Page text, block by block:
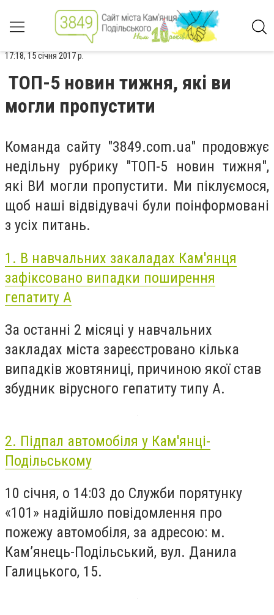
17:18, 15 січня 2017 р.
ТОП-5 новин тижня, які ви
могли пропустити
Команда сайту "3849.com.ua" продовжує
недільну рубрику "ТОП-5 новин тижня",
які ВИ могли пропустити. Ми піклуємося,
щоб наші відвідувачі були поінформовані
з усіх питань.
1. В навчальних закаладах Кам'янця
зафіксовано випадки поширення
гепатиту А
За останні 2 місяці у навчальних
закладах міста зареєстровано кілька
випадків жовтяниці, причиною якої став
збудник вірусного гепатиту типу А.
2. Підпал автомобіля у Кам'янці-
Подільському
10 січня, о 14:03 до Служби порятунку
«101» надійшло повідомлення про
пожежу автомобіля, за адресою: м.
Кам’янець-Подільський, вул. Данила
Галицького, 15.